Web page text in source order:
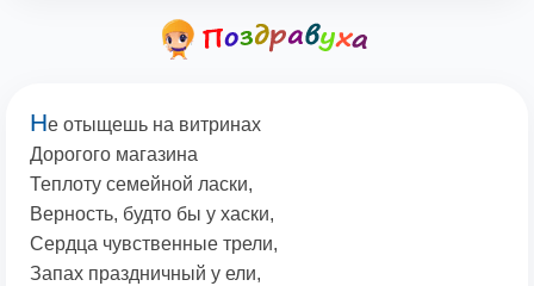
Не отыщешь на витринах
Дорогого магазина
Теплоту семейной ласки,
Верность, будто бы у хаски,
Сердца чувственные трели,
Запах праздничный у ели,